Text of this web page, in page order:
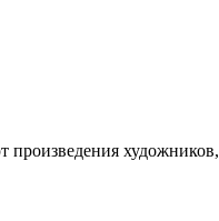
произведения